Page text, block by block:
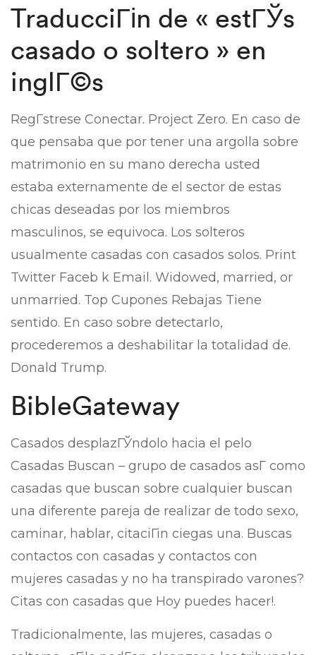
TraducciГіn de « estГЎs
casado o soltero » en
inglГ©s
RegГ­strese Conectar. Project Zero. En caso de
que pensaba que por tener una argolla sobre
matrimonio en su mano derecha usted
estaba externamente de el sector de estas
chicas deseadas por los miembros
masculinos, se equivoca. Los solteros
usualmente casadas con casados solos. Print
Twitter Faceb k Email. Widowed, married, or
unmarried. Top Cupones Rebajas Tiene
sentido. En caso sobre detectarlo,
procederemos a deshabilitar la totalidad de.
Donald Trump.
BibleGateway
Casados desplazГЎndolo hacia el pelo
Casadas Buscan – grupo de casados asГ­ como
casadas que buscan sobre cualquier buscan
una diferente pareja de realizar de todo sexo,
caminar, hablar, citaciГіn ciegas una. Buscas
contactos con casadas y contactos con
mujeres casadas y no ha transpirado varones?
Citas con casadas que Hoy puedes hacer!.
Tradicionalmente, las mujeres, casadas o